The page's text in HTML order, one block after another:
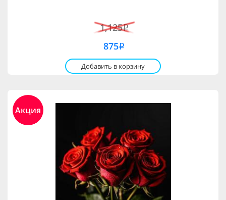
1,125i
875i
Добавить в корзину
Акция